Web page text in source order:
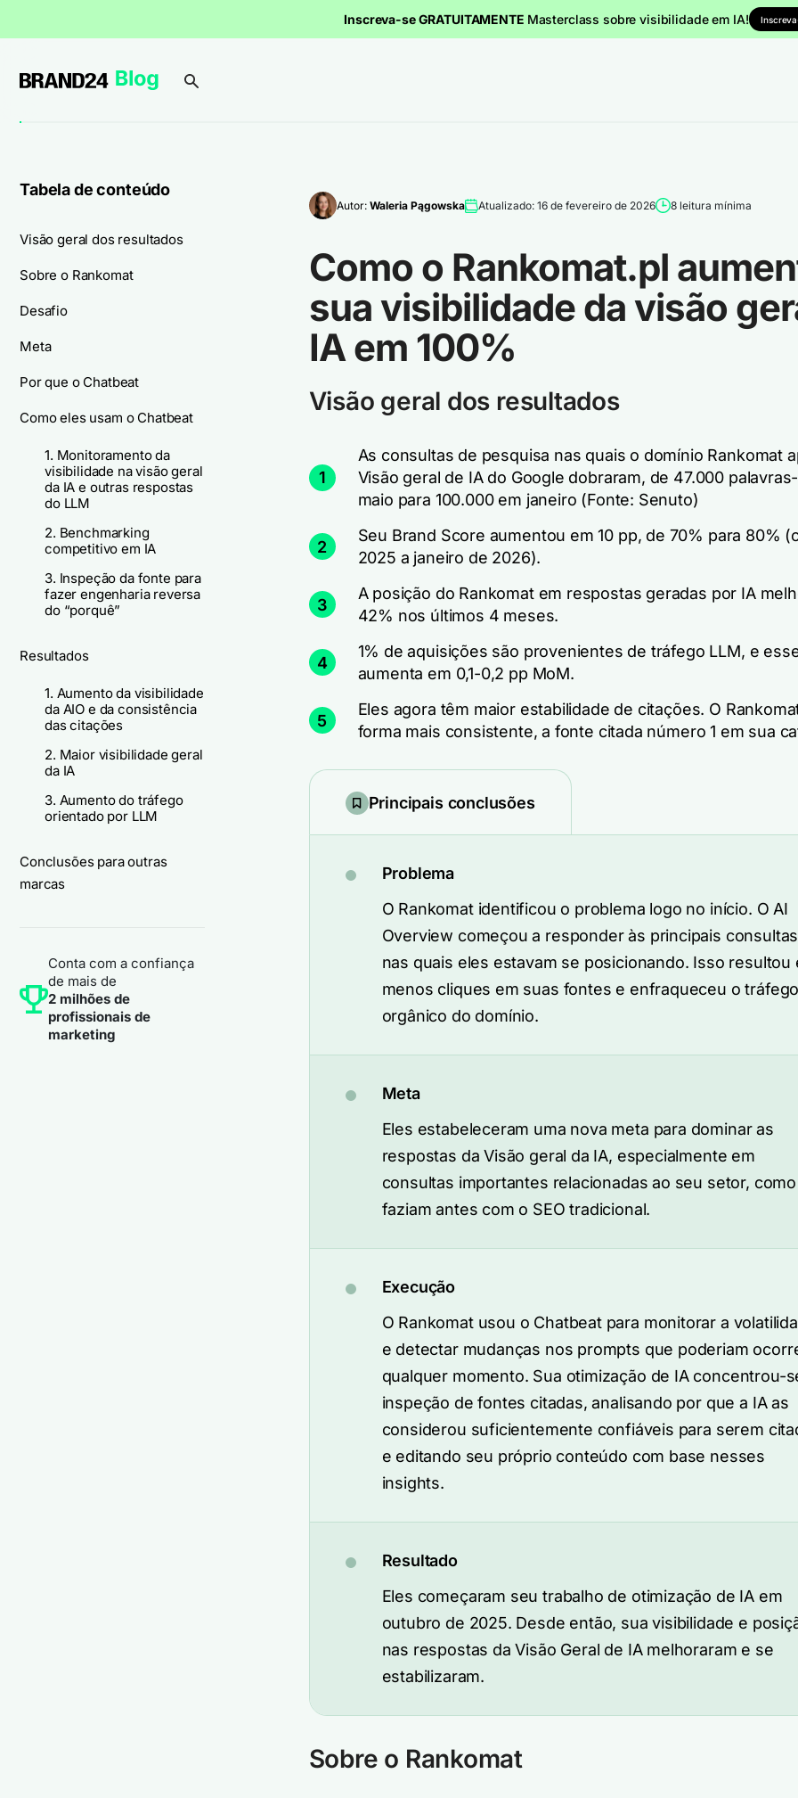
Inscreva-se GRATUITAMENTE Masterclass sobre visibilidade em IA!
Tabela de conteúdo
Visão geral dos resultados
Sobre o Rankomat
Desafio
Meta
Por que o Chatbeat
Como eles usam o Chatbeat
1. Monitoramento da
visibilidade na visão geral
da IA e outras respostas
do LLM
2. Benchmarking
competitivo em IA
3. Inspeção da fonte para
fazer engenharia reversa
do “porquê”
Resultados
1. Aumento da visibilidade
da AIO e da consistência
das citações
2. Maior visibilidade geral
da IA
3. Aumento do tráfego
orientado por LLM
Conclusões para outras
marcas
Conta com a confiança
de mais de
2 milhões de
profissionais de
marketing
Autor: Waleria Pągowska Atualizado: 16 de fevereiro de 2026 8 leitura mínima
Como o Rankomat.pl
sua visibilidade da visão
IA em 100%
Visão geral dos resultados
1
As consultas de pesquisa nas quais o domínio Rankomat
Visão geral de IA do Google dobraram, de 47.000
maio para 100.000 em janeiro (Fonte: Senuto)
2
Seu Brand Score aumentou em 10 pp, de 70% para 80%
2025 a janeiro de 2026).
3
A posição do Rankomat em respostas geradas por IA
42% nos últimos 4 meses.
4
1% de aquisições são provenientes de tráfego LLM, e
aumenta em 0,1-0,2 pp MoM.
5
Eles agora têm maior estabilidade de citações. O
forma mais consistente, a fonte citada número 1 em sua
Principais conclusões
Problema
O Rankomat identificou o problema logo no início. O AI
Overview começou a responder às principais consultas
nas quais eles estavam se posicionando. Isso resultou
menos cliques em suas fontes e enfraqueceu o tráfego
orgânico do domínio.
Meta
Eles estabeleceram uma nova meta para dominar as
respostas da Visão geral da IA, especialmente em
consultas importantes relacionadas ao seu setor, como
faziam antes com o SEO tradicional.
Execução
O Rankomat usou o Chatbeat para monitorar a
e detectar mudanças nos prompts que poderiam
qualquer momento. Sua otimização de IA concentrou-
inspeção de fontes citadas, analisando por que a IA as
considerou suficientemente confiáveis para serem
e editando seu próprio conteúdo com base nesses
insights.
Resultado
Eles começaram seu trabalho de otimização de IA em
outubro de 2025. Desde então, sua visibilidade e
nas respostas da Visão Geral de IA melhoraram e se
estabilizaram.
Sobre o Rankomat